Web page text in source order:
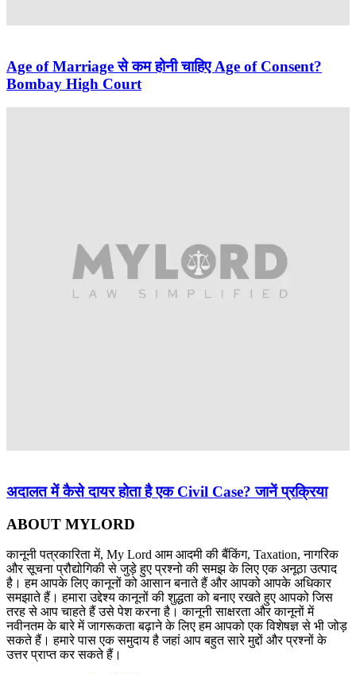
Age of Marriage से कम होनी चाहिए Age of Consent?
Bombay High Court
अदालत में कैसे दायर होता है एक Civil Case? जानें प्रक्रिया
ABOUT MYLORD
कानूनी पत्रकारिता में, My Lord आम आदमी की बैंकिंग, Taxation, नागरिक
और सूचना प्रौद्योगिकी से जुड़े हुए प्रश्नो की समझ के लिए एक अनूठा उत्पाद
है। हम आपके लिए कानूनों को आसान बनाते हैं और आपको आपके अधिकार
समझाते हैं। हमारा उद्देश्य कानूनों की शुद्धता को बनाए रखते हुए आपको जिस
तरह से आप चाहते हैं उसे पेश करना है। कानूनी साक्षरता और कानूनों में
नवीनतम के बारे में जागरूकता बढ़ाने के लिए हम आपको एक विशेषज्ञ से भी जोड़
सकते हैं। हमारे पास एक समुदाय है जहां आप बहुत सारे मुद्दों और प्रश्नों के
उत्तर प्राप्त कर सकते हैं।